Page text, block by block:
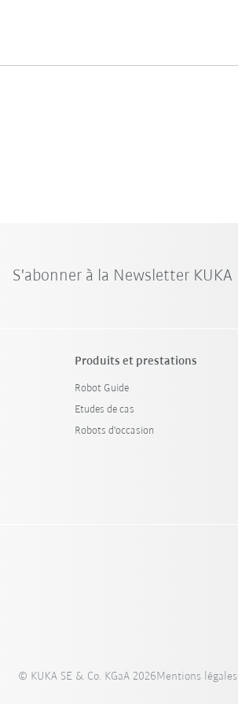
S'abonner à la Newsletter KUKA
Produits et prestations
Robot Guide
Etudes de cas
Robots d'occasion
© KUKA SE & Co. KGaA 2026 Mentions légales